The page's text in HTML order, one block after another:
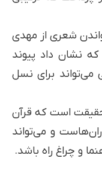
شعری از مهدی
که نشان داد پیوند
می‌تواند برای نسل
حقیقت است که قرآن
و می‌تواند
و چراغ راه باشد.